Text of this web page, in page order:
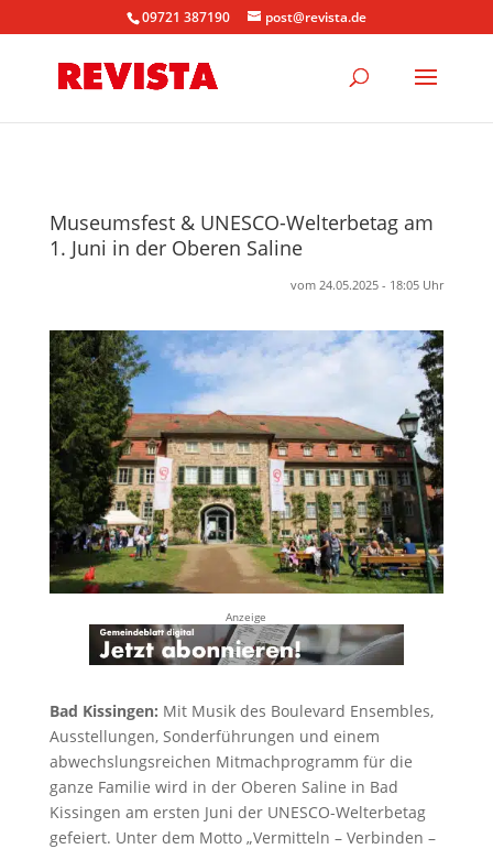
09721 387190 post@revista.de
Museumsfest & UNESCO-Welterbetag am
1. Juni in der Oberen Saline
vom 24.05.2025 - 18:05 Uhr
Anzeige
Bad Kissingen: Mit Musik des Boulevard Ensembles,
Ausstellungen, Sonderführungen und einem
abwechslungsreichen Mitmachprogramm für die
ganze Familie wird in der Oberen Saline in Bad
Kissingen am ersten Juni der UNESCO-Welterbetag
gefeiert. Unter dem Motto „Vermitteln – Verbinden –